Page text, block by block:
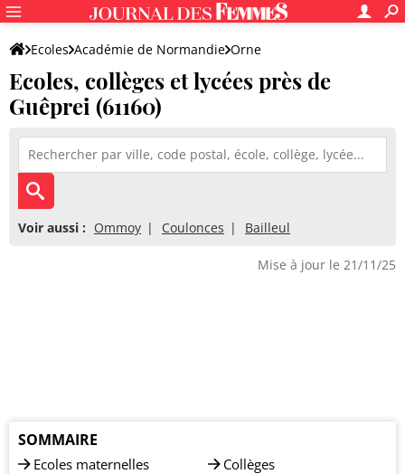
Ecoles Académie de Normandie Orne
Ecoles, collèges et lycées près de
Guêprei (61160)
Voir aussi : Ommoy Coulonces Bailleul
Mise à jour le 21/11/25
SOMMAIRE
Ecoles maternelles
Collèges